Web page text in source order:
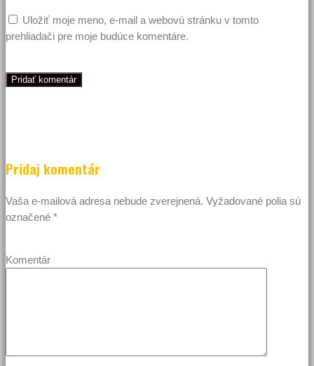
Uložiť moje meno, e-mail a webovú stránku v tomto
prehliadači pre moje budúce komentáre.
Pridaj komentár
Vaša e-mailová adresa nebude zverejnená. Vyžadované polia sú
označené *
Komentár